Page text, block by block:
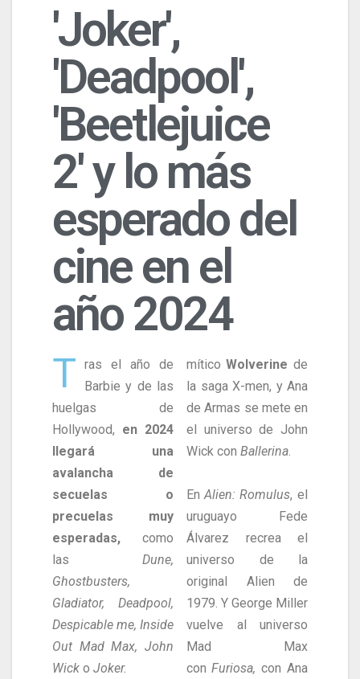
'Joker',
'Deadpool',
'Beetlejuice
2' y lo más
esperado del
cine en el
año 2024
T ras el año de
Barbie y de las
huelgas de
Hollywood, en 2024
llegará una
avalancha de
secuelas o
precuelas muy
esperadas, como
las Dune,
Ghostbusters,
Gladiator,
Deadpool,
Despicable me, Inside
Out Mad Max, John
Wick o Joker.
mítico Wolverine de
la saga X-men, y Ana
de Armas se mete en
el universo de John
Wick con Ballerina.
En Alien: Romulus, el
uruguayo Fede
Álvarez recrea el
universo de la
original Alien de
1979. Y George Miller
vuelve al universo
Mad Max
con Furiosa, con Ana